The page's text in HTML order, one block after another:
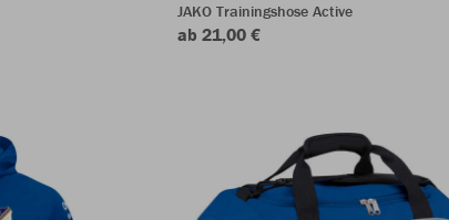
JAKO Trainingshose Active
ab 21,00 €